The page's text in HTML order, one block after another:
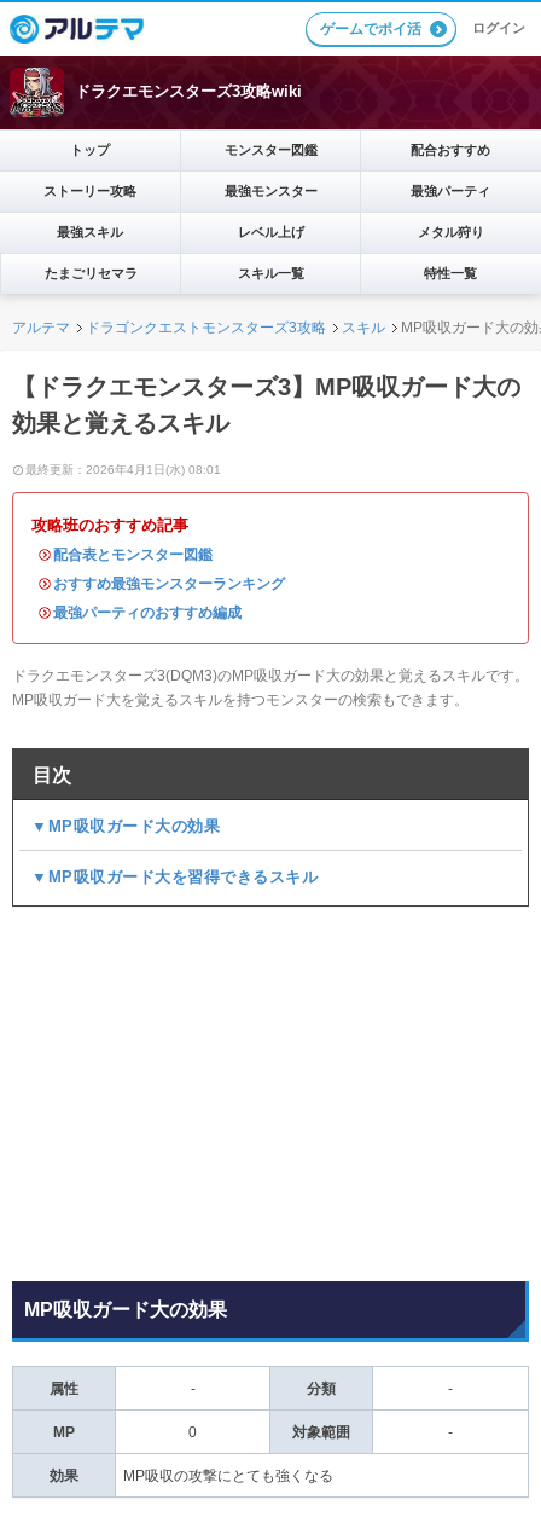
ゲームでポイ活 ログイン
ドラクエモンスターズ3攻略wiki
トップ モンスター図鑑 配合おすすめ
ストーリー攻略 最強モンスター 最強パーティ
最強スキル レベル上げ メタル狩り
たまごリセマラ スキル一覧 特性一覧
アルテマ ドラゴンクエストモンスターズ3攻略 スキル MP吸収ガード大の
【ドラクエモンスターズ3】MP吸収ガード大の
効果と覚えるスキル
最終更新：2026年4月1日(水) 08:01
攻略班のおすすめ記事
・配合表とモンスター図鑑
・ おすすめ最強モンスターランキング
・最強パーティのおすすめ編成
ドラクエモンスターズ3(DQM3)のMP吸収ガード大の効果と覚えるスキルです。
MP吸収ガード大を覚えるスキルを持つモンスターの検索もできます。
目次
▼MP吸収ガード大の効果
▼MP吸収ガード大を習得できるスキル
MP吸収ガード大の効果
属性 - 分類 -
MP 0 対象範囲 -
効果 MP吸収の攻撃にとても強くなる